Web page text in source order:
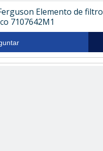
Elemento de filtro
7107642M1